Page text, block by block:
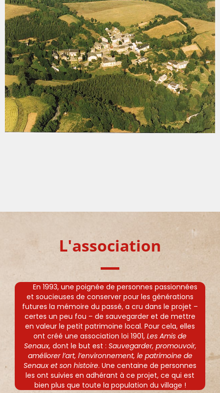
L'association
En 1993, une poignée de personnes passionnées
et soucieuses de conserver pour les générations
futures la mémoire du passé, a cru dans le projet –
certes un peu fou – de sauvegarder et de mettre
en valeur le petit patrimoine local. Pour cela, elles
ont créé une association loi 1901, Les Amis de
Senaux, dont le but est : Sauvegarder, promouvoir,
améliorer l’art, l’environnement, le patrimoine de
Senaux et son histoire. Une centaine de personnes
les ont suivies en adhérant à ce projet, ce qui est
bien plus que toute la population du village !